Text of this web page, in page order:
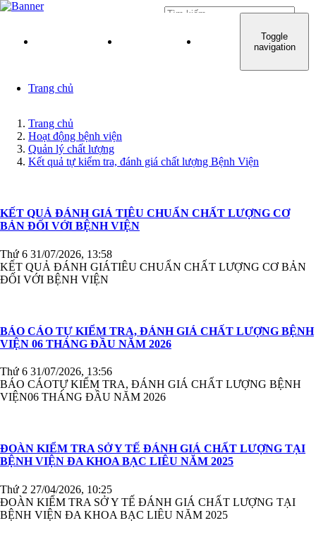
QUY TRÌNH KHÁM
Toggle
navigation
Trang chủ
Trang chủ
Hoạt động bệnh viện
Quản lý chất lượng
Kết quả tự kiểm tra, đánh giá chất lượng Bệnh Viện
KẾT QUẢ ĐÁNH GIÁ TIÊU CHUẨN CHẤT LƯỢNG CƠ
BẢN ĐỐI VỚI BỆNH VIỆN
Thứ 6 31/07/2026, 13:58
KẾT QUẢ ĐÁNH GIÁTIÊU CHUẨN CHẤT LƯỢNG CƠ BẢN
ĐỐI VỚI BỆNH VIỆN
BÁO CÁO TỰ KIỂM TRA, ĐÁNH GIÁ CHẤT LƯỢNG BỆNH
VIỆN 06 THÁNG ĐẦU NĂM 2026
Thứ 6 31/07/2026, 13:56
BÁO CÁOTỰ KIỂM TRA, ĐÁNH GIÁ CHẤT LƯỢNG BỆNH
VIỆN06 THÁNG ĐẦU NĂM 2026
ĐOÀN KIỂM TRA SỞ Y TẾ ĐÁNH GIÁ CHẤT LƯỢNG TẠI
BỆNH VIỆN ĐA KHOA BẠC LIÊU NĂM 2025
Thứ 2 27/04/2026, 10:25
ĐOÀN KIỂM TRA SỞ Y TẾ ĐÁNH GIÁ CHẤT LƯỢNG TẠI
BỆNH VIỆN ĐA KHOA BẠC LIÊU NĂM 2025